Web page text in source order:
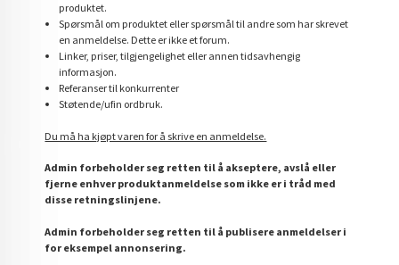
produktet.
Spørsmål om produktet eller spørsmål til andre som har skrevet
en anmeldelse. Dette er ikke et forum.
Linker, priser, tilgjengelighet eller annen tidsavhengig
informasjon.
Referanser til konkurrenter
Støtende/ufin ordbruk.
Du må ha kjøpt varen for å skrive en anmeldelse.
Admin forbeholder seg retten til å akseptere, avslå eller
fjerne enhver produktanmeldelse som ikke er i tråd med
disse retningslinjene.
Admin forbeholder seg retten til å publisere anmeldelser i
for eksempel annonsering.